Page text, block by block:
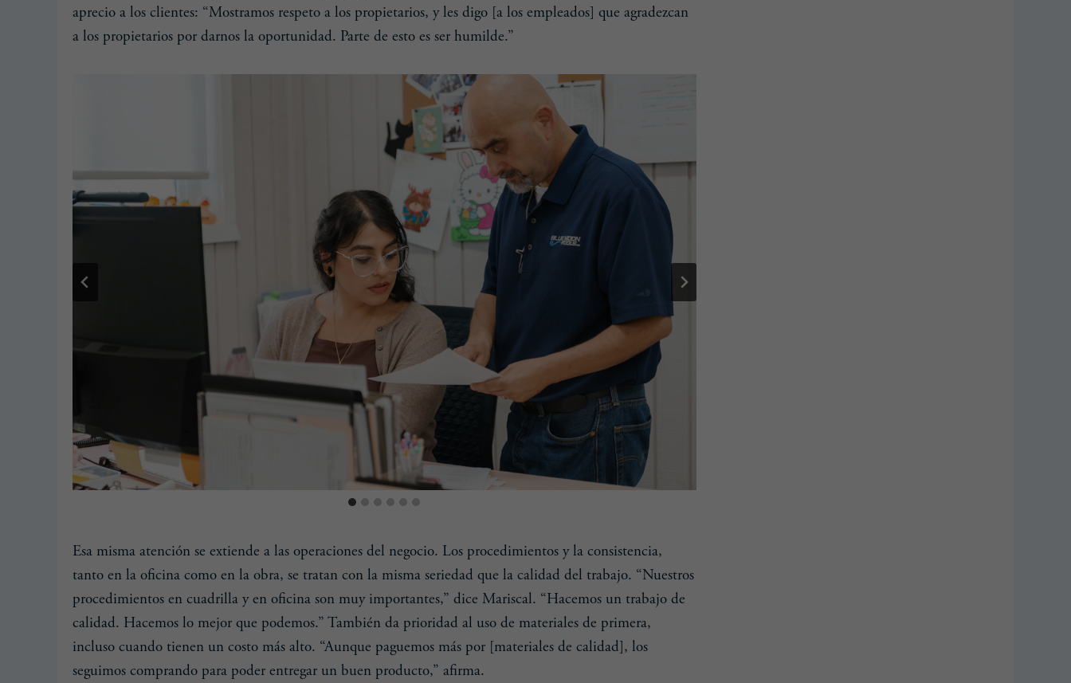
aprecio a los clientes: “Mostramos respeto a los propietarios, y les digo [a los empleados] que agradezcan
a los propietarios por darnos la oportunidad. Parte de esto es ser humilde.”
Esa misma atención se extiende a las operaciones del negocio. Los procedimientos y la consistencia,
tanto en la oficina como en la obra, se tratan con la misma seriedad que la calidad del trabajo. “Nuestros
procedimientos en cuadrilla y en oficina son muy importantes,” dice Mariscal. “Hacemos un trabajo de
calidad. Hacemos lo mejor que podemos.” También da prioridad al uso de materiales de primera,
incluso cuando tienen un costo más alto. “Aunque paguemos más por [materiales de calidad], los
seguimos comprando para poder entregar un buen producto,” afirma.